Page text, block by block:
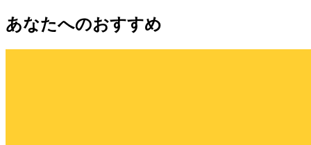
あなたへのおすすめ